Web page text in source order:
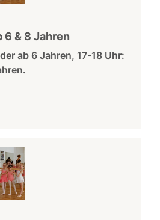
& 8 Jahren
ab 6 Jahren, 17-18 Uhr: